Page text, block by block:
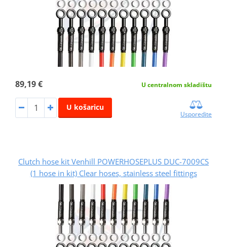
89,19 € U centralnom skladištu
U košaricu
Usporedite
Clutch hose kit Venhill POWERHOSEPLUS DUC-7009CS
(1 hose in kit) Clear hoses, stainless steel fittings